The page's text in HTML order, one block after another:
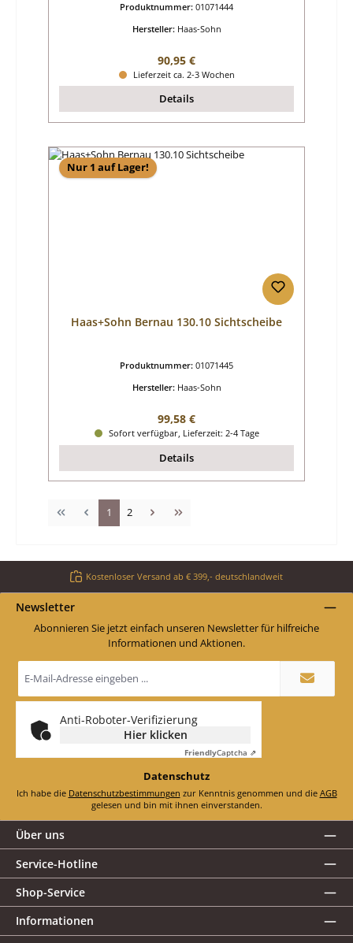
Produktnummer: 01071444
Hersteller: Haas-Sohn
Regulärer Preis:
90,95 €
Lieferzeit ca. 2-3 Wochen
Details
Nur 1 auf Lager!
Haas+Sohn Bernau 130.10 Sichtscheibe
Produktnummer: 01071445
Hersteller: Haas-Sohn
Regulärer Preis:
99,58 €
Sofort verfügbar, Lieferzeit: 2-4 Tage
Details
Seite
1 Seite
2
Kostenloser Versand ab € 399,- deutschlandweit
Newsletter
Abonnieren Sie jetzt einfach unseren Newsletter für hilfreiche
Informationen und Aktionen.
Mail-
*
Anti-Roboter-Verifizierung
Hier klicken
FriendlyCaptcha ⇗
Datenschutz
Ich habe die Datenschutzbestimmungen zur Kenntnis genommen und die AGB
gelesen und bin mit ihnen einverstanden.
Über uns
Service-Hotline
Shop-Service
Informationen